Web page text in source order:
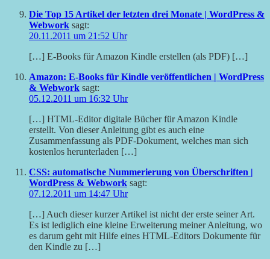
Die Top 15 Artikel der letzten drei Monate | WordPress &
Webwork sagt:
20.11.2011 um 21:52 Uhr
[…] E-Books für Amazon Kindle erstellen (als PDF) […]
Amazon: E-Books für Kindle veröffentlichen | WordPress
& Webwork sagt:
05.12.2011 um 16:32 Uhr
[…] HTML-Editor digitale Bücher für Amazon Kindle
erstellt. Von dieser Anleitung gibt es auch eine
Zusammenfassung als PDF-Dokument, welches man sich
kostenlos herunterladen […]
CSS: automatische Nummerierung von Überschriften |
WordPress & Webwork sagt:
07.12.2011 um 14:47 Uhr
[…] Auch dieser kurzer Artikel ist nicht der erste seiner Art.
Es ist lediglich eine kleine Erweiterung meiner Anleitung, wo
es darum geht mit Hilfe eines HTML-Editors Dokumente für
den Kindle zu […]